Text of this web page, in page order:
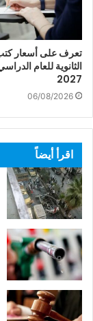
تعرف على أسعار
2027
06/08/2026
اقرأ أيضاً